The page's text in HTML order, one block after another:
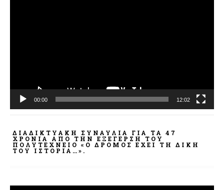
00:00 12:02
ΔΙΑΔΙΚΤΥΑΚΉ ΣΥΝΑΥΛΊΑ ΓΙΑ ΤΑ 47
ΧΡΌΝΙΑ ΑΠΌ ΤΗΝ ΕΞΈΓΕΡΣΗ ΤΟΥ
ΠΟΛΥΤΕΧΝΕΊΟ «Ο ΔΡΌΜΟΣ ΈΧΕΙ ΤΗ ΔΙΚΉ
ΤΟΥ ΙΣΤΟΡΊΑ…».